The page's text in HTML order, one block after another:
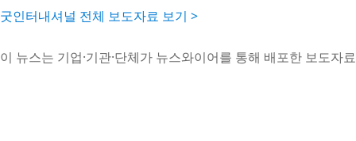
굿인터내셔널 전체 보도자료 보기 >
이 뉴스는 기업·기관·단체가 뉴스와이어를 통해 배포한 보도자